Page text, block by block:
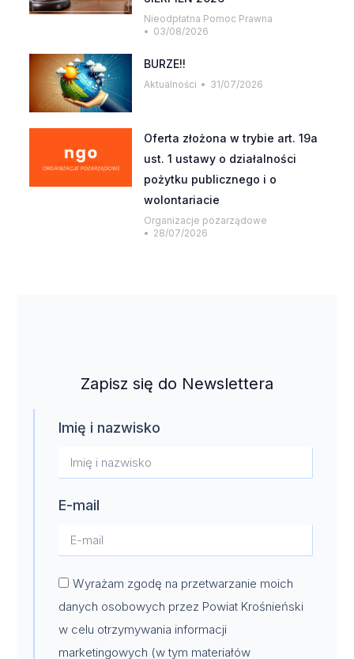
Nieodpłatna Pomoc Prawna
03/08/2026
BURZE!!
Aktualności 31/07/2026
Oferta złożona w trybie art. 19a
ust. 1 ustawy o działalności
pożytku publicznego i o
wolontariacie
Organizacje pozarządowe
28/07/2026
Zapisz się do Newslettera
Imię i nazwisko
E-mail
Wyrażam zgodę na przetwarzanie moich
danych osobowych przez Powiat Krośnieński
w celu otrzymywania informacji
marketingowych (w tym materiałów